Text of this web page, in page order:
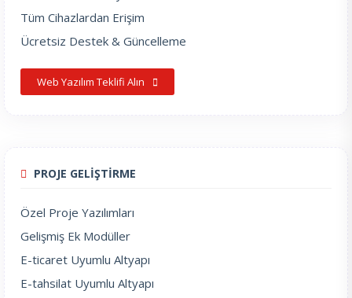
Tüm Cihazlardan Erişim
Ücretsiz Destek & Güncelleme
Web Yazılım Teklifi Alın
PROJE GELİŞTİRME
Özel Proje Yazılımları
Gelişmiş Ek Modüller
E-ticaret Uyumlu Altyapı
E-tahsilat Uyumlu Altyapı